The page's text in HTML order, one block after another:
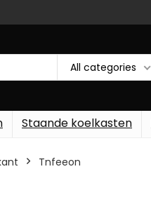
All categories
Staande koelkasten
‎Tnfeeon